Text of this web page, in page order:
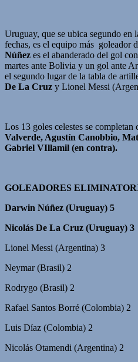
Uruguay, que se ubica segundo en
fechas, es el equipo más goleador
Núñez es el abanderado del gol
martes ante Bolivia y un gol ante
el segundo lugar de la tabla de
De La Cruz y Lionel Messi
Los 13 goles celestes se completan
Valverde, Agustín Canobbio,
Gabriel VIllamil (en contra).
GOLEADORES
Darwin Núñez (Uruguay) 5
Nicolás De La Cruz (Uruguay) 3
Lionel Messi (Argentina) 3
Neymar (Brasil) 2
Rodrygo (Brasil) 2
Rafael Santos Borré (Colombia) 2
Luis Díaz (Colombia) 2
Nicolás Otamendi (Argentina) 2